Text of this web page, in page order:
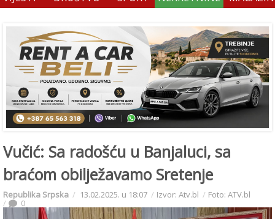
Vučić: Sa radošću u Banjaluci, sa
braćom obilježavamo Sretenje
Republika Srpska 13.02.2025. u 18:07 Izvor: Atv.bl Foto: ATV.bl
0